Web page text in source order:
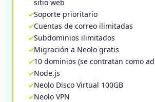
sitio web
Soporte prioritario
Cuentas de correo ilimitadas
Subdominios ilimitados
Migración a Neolo gratis
10 dominios (se contratan como
Node.js
Neolo Disco Virtual 100GB
Neolo VPN